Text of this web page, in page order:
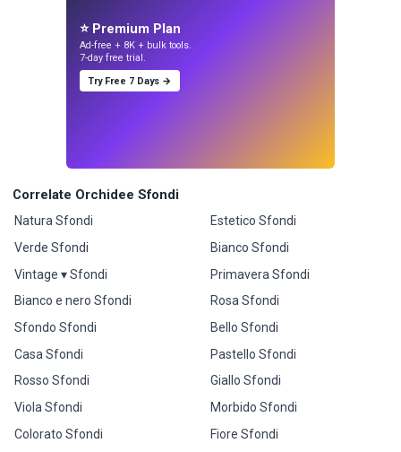
⭐ Premium Plan
Ad-free + 8K + bulk tools.
7-day free trial.
Try Free 7 Days →
Correlate Orchidee Sfondi
Natura Sfondi
Verde Sfondi
Vintage ▾ Sfondi
Bianco e nero Sfondi
Sfondo Sfondi
Casa Sfondi
Rosso Sfondi
Viola Sfondi
Colorato Sfondi
Estetico Sfondi
Bianco Sfondi
Primavera Sfondi
Rosa Sfondi
Bello Sfondi
Pastello Sfondi
Giallo Sfondi
Morbido Sfondi
Fiore Sfondi